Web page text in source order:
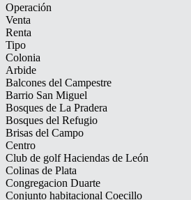
Operación
Venta
Renta
Tipo
Colonia
Arbide
Balcones del Campestre
Barrio San Miguel
Bosques de La Pradera
Bosques del Refugio
Brisas del Campo
Centro
Club de golf Haciendas de León
Colinas de Plata
Congregacion Duarte
Conjunto habitacional Coecillo